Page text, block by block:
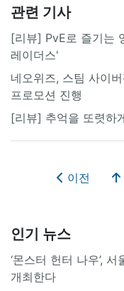
관련 기사
[리뷰] PvE로 즐기는
레이더스'
네오위즈, 스팀 사이
프로모션 진행
[리뷰] 추억을 또렷하
이전
인기 뉴스
‘몬스터 헌터 나우’,
개최한다